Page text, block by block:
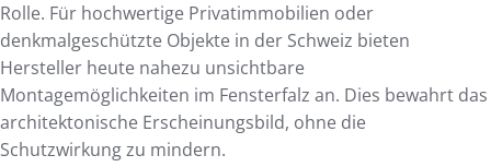
Rolle. Für hochwertige Privatimmobilien oder
denkmalgeschützte Objekte in der Schweiz bieten
Hersteller heute nahezu unsichtbare
Montagemöglichkeiten im Fensterfalz an. Dies bewahrt das
architektonische Erscheinungsbild, ohne die
Schutzwirkung zu mindern.